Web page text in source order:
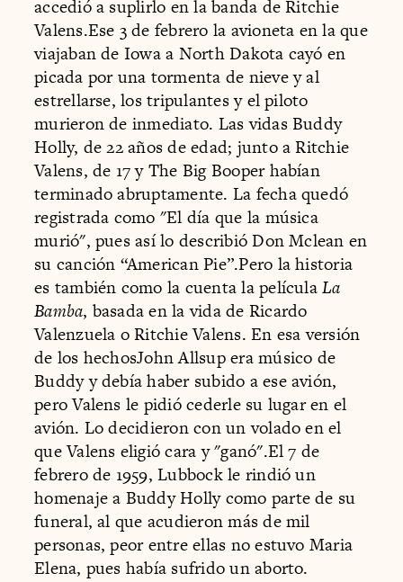
accedió a suplirlo en la banda de Ritchie
Valens.Ese 3 de febrero la avioneta en la que
viajaban de Iowa a North Dakota cayó en
picada por una tormenta de nieve y al
estrellarse, los tripulantes y el piloto
murieron de inmediato. Las vidas Buddy
Holly, de 22 años de edad; junto a Ritchie
Valens, de 17 y The Big Booper habían
terminado abruptamente. La fecha quedó
registrada como "El día que la música
murió", pues así lo describió Don Mclean en
su canción “American Pie”.Pero la historia
es también como la cuenta la películaLa
Bamba, basada en la vida de Ricardo
Valenzuela o Ritchie Valens. En esa versión
de los hechosJohn Allsup era músico de
Buddy y debía haber subido a ese avión,
pero Valens le pidió cederle su lugar en el
avión. Lo decidieron con un volado en el
que Valens eligió cara y "ganó".El 7 de
febrero de 1959, Lubbock le rindió un
homenaje a Buddy Holly como parte de su
funeral, al que acudieron más de mil
personas, peor entre ellas no estuvo Maria
Elena, pues había sufrido un aborto.